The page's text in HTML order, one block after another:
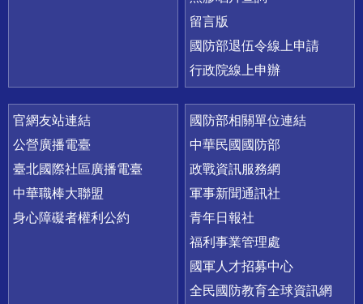
留言版
國防部退伍令線上申請
行政院線上申辦
官網友站連結
公營廣播電臺
臺北國際社區廣播電臺
中華職棒大聯盟
身心障礙者權利公約
國防部相關單位連結
中華民國國防部
政戰資訊服務網
軍事新聞通訊社
青年日報社
福利事業管理處
國軍人才招募中心
全民國防教育全球資訊網